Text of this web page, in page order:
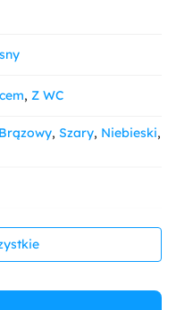
Z WC
Brązowy Szary Niebieski
deszczownicą Z